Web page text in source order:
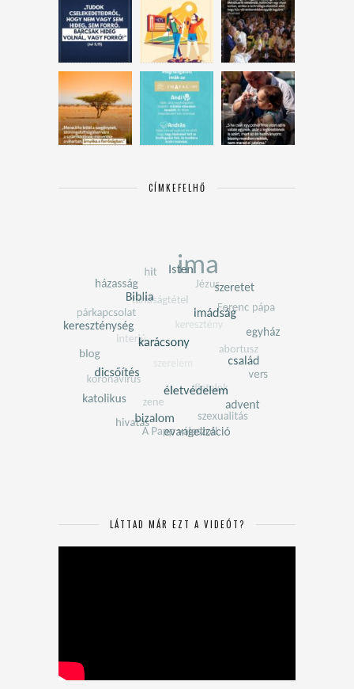
CÍMKEFELHŐ
LÁTTAD MÁR EZT A VIDEÓT?